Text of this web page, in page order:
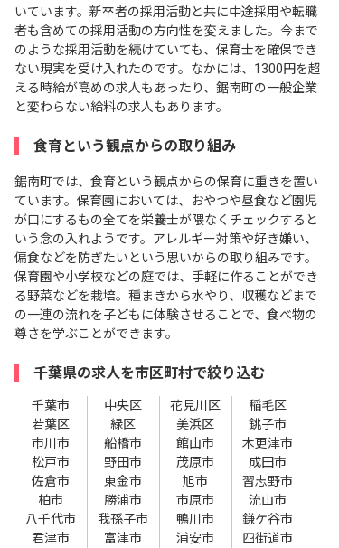
いています。新卒者の採用活動と共に中途採用や転職
者も含めての採用活動の方向性を変えました。今まで
のような採用活動を続けていても、保育士を確保でき
ない現実を受け入れたのです。なかには、1300円を超
える時給が高めの求人もあったり、鋸南町の一般企業
と変わらない給料の求人もあります。
食育という観点からの取り組み
鋸南町では、食育という観点からの保育に重きを置い
ています。保育園においては、おやつや昼食など園児
が口にするもの全てを栄養士が隈なくチェックすると
いう念の入れようです。アレルギー対策や好き嫌い、
偏食などを防ぎたいという思いからの取り組みです。
保育園や小学校などの庭では、手軽に作ることができ
る野菜などを栽培。種まきから水やり、収穫などまで
の一連の流れを子どもに体験させることで、食べ物の
尊さを学ぶことができます。
千葉県の求人を市区町村で絞り込む
千葉市 中央区 花見川区
稲毛区
若葉区
緑区 美浜区
銚子市
市川市
船橋市 館山市
木更津市
松戸市
野田市 茂原市
成田市
佐倉市
東金市 旭市
習志野市
柏市
勝浦市 市原市
流山市
八千代市
我孫子市 鴨川市
鎌ケ谷市
君津市
富津市 浦安市
四街道市